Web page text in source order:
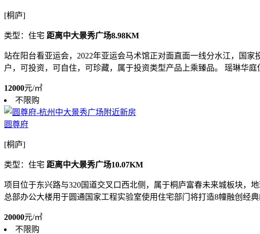
[桐庐]
类型：住宅 距离中大景秀广场8.98KM
站在阳台看亚运会，2022年亚运会马术馆正对面直面一线分水江，国
户，可投资，可自住，可珍藏，属于投资类型产品上乘臻品。 瑶琳华庭
12000元/㎡
不限购
圆尊府
[桐庐]
类型：住宅 距离中大景秀广场10.07KM
项目位于东兴路与320国道交叉口西北侧，属于桐庐富春未来城板块，
总部办公大楼用于圆通国家工程实验室使用住宅部门将打造8幢融创经典
20000元/㎡
不限购